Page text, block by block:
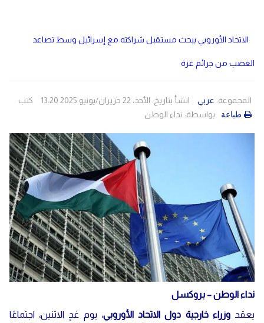
الاتحاد الأوروبي يبحث مستقبل شراكته مع إسرائيل وسط تصاعد
الغضب من جرائم غزة
المجموعة: عربي انشأ بتاريخ: الأحد، 22 حزيران/يونيو 2025 13:20
كتب
بواسطة: نداء الوطن طباعة
نداء الوطن – بروكسل
يعقدوزراء خارجية دول الاتحاد الأوروبي، يوم غدٍ الاثنين، اجتماعًا